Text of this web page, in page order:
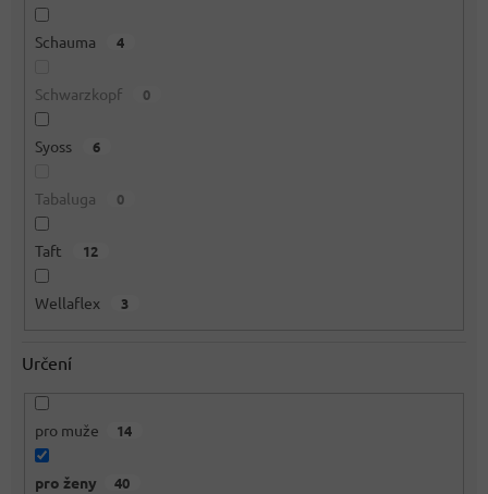
Schauma 4
Schwarzkopf 0
Syoss 6
Tabaluga 0
Taft 12
Wellaflex 3
Určení
pro muže 14
pro ženy 40